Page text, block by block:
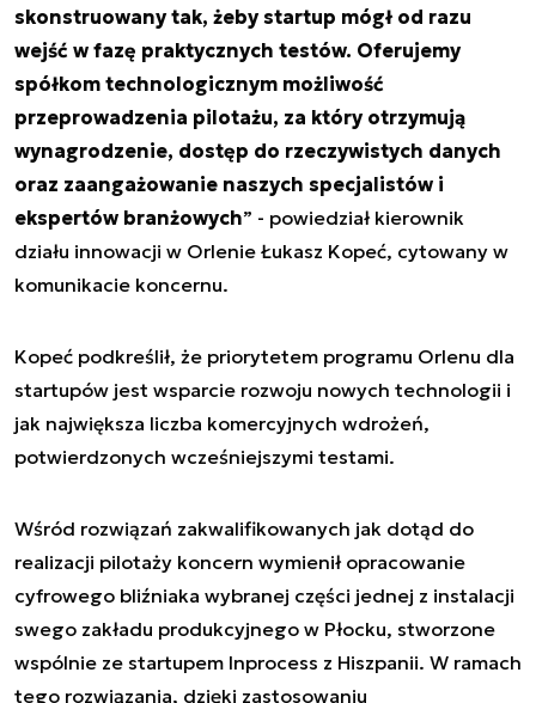
skonstruowany tak, żeby startup mógł od razu
wejść w fazę praktycznych testów. Oferujemy
spółkom technologicznym możliwość
przeprowadzenia pilotażu, za który otrzymują
wynagrodzenie, dostęp do rzeczywistych danych
oraz zaangażowanie naszych specjalistów i
ekspertów branżowych” - powiedział kierownik
działu innowacji w Orlenie Łukasz Kopeć, cytowany w
komunikacie koncernu.
Kopeć podkreślił, że priorytetem programu Orlenu dla
startupów jest wsparcie rozwoju nowych technologii i
jak największa liczba komercyjnych wdrożeń,
potwierdzonych wcześniejszymi testami.
Wśród rozwiązań zakwalifikowanych jak dotąd do
realizacji pilotaży koncern wymienił opracowanie
cyfrowego bliźniaka wybranej części jednej z instalacji
swego zakładu produkcyjnego w Płocku, stworzone
wspólnie ze startupem Inprocess z Hiszpanii. W ramach
tego rozwiązania, dzięki zastosowaniu